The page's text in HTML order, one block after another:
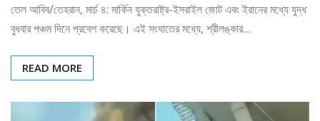
তেল আবিব/তেহরান, মার্চ ৪: মার্কিন যুক্তরাষ্ট্র-ইসরাইল জোট এবং ইরানের মধ্যে যুদ্ধ
বুধবার পঞ্চম দিনে প্রবেশ করেছে। এই সংঘাতের মধ্যে, শ্রীলঙ্কার…
READ MORE